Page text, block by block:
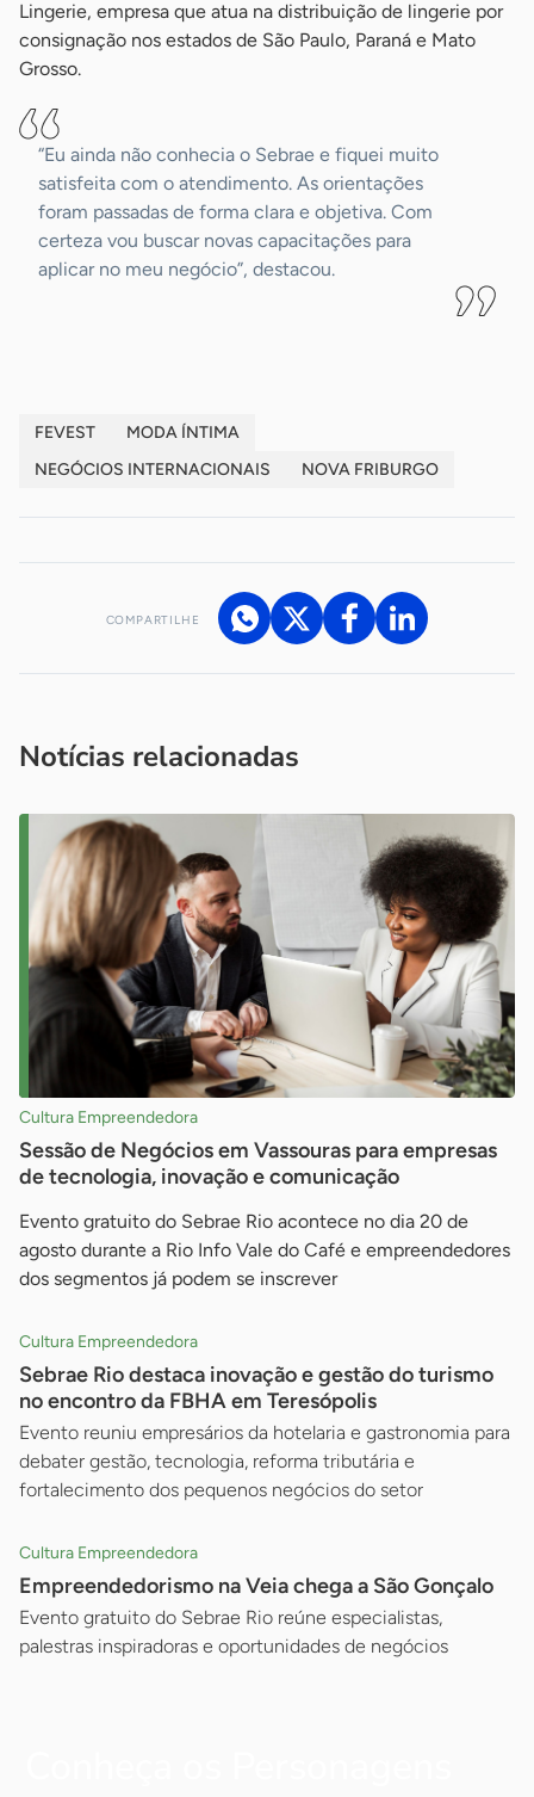
Lingerie, empresa que atua na distribuição de lingerie por
consignação nos estados de São Paulo, Paraná e Mato
Grosso.
“Eu ainda não conhecia o Sebrae e fiquei muito
satisfeita com o atendimento. As orientações
foram passadas de forma clara e objetiva. Com
certeza vou buscar novas capacitações para
aplicar no meu negócio”, destacou.
FEVEST
MODA ÍNTIMA
NEGÓCIOS INTERNACIONAIS
NOVA FRIBURGO
COMPARTILHE
Notícias relacionadas
Cultura Empreendedora
Sessão de Negócios em Vassouras para empresas
de tecnologia, inovação e comunicação
Evento gratuito do Sebrae Rio acontece no dia 20 de
agosto durante a Rio Info Vale do Café e empreendedores
dos segmentos já podem se inscrever
Cultura Empreendedora
Sebrae Rio destaca inovação e gestão do turismo
no encontro da FBHA em Teresópolis
Evento reuniu empresários da hotelaria e gastronomia para
debater gestão, tecnologia, reforma tributária e
fortalecimento dos pequenos negócios do setor
Cultura Empreendedora
Empreendedorismo na Veia chega a São Gonçalo
Evento gratuito do Sebrae Rio reúne especialistas,
palestras inspiradoras e oportunidades de negócios